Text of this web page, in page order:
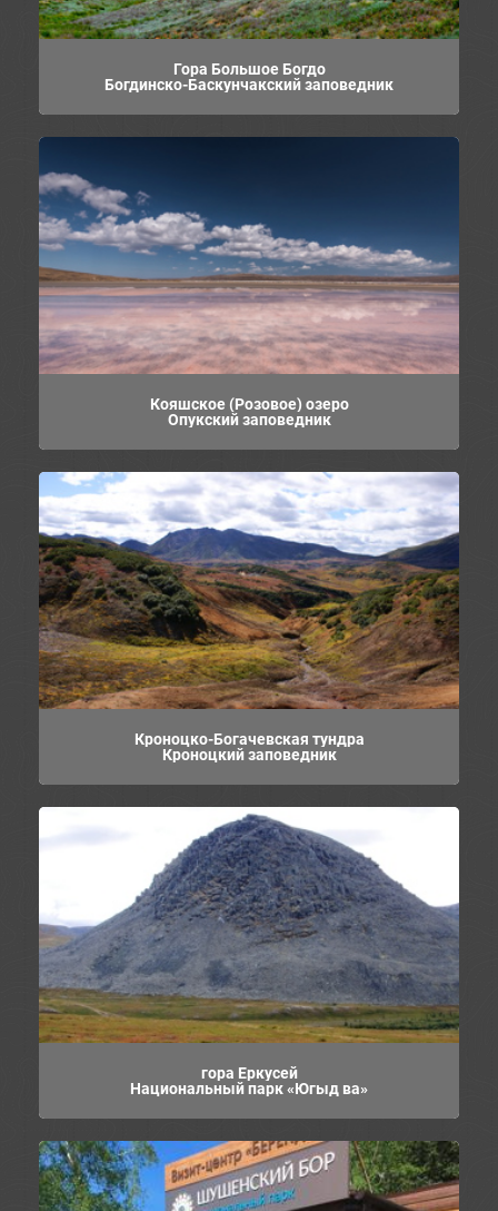
Гора Большое Богдо
Богдинско-Баскунчакский заповедник
Кояшское (Розовое) озеро
Опукский заповедник
Кроноцко-Богачевская тундра
Кроноцкий заповедник
гора Еркусей
Национальный парк «Югыд ва»